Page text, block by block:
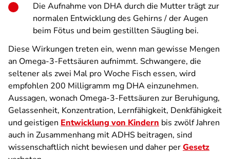
Die Aufnahme von DHA durch die Mutter trägt zur
normalen Entwicklung des Gehirns / der Augen
beim Fötus und beim gestillten Säugling bei.
Diese Wirkungen treten ein, wenn man gewisse Mengen
an Omega-3-Fettsäuren aufnimmt. Schwangere, die
seltener als zwei Mal pro Woche Fisch essen, wird
empfohlen 200 Milligramm mg DHA einzunehmen.
Aussagen, wonach Omega-3-Fettsäuren zur Beruhigung,
Gelassenheit, Konzentration, Lernfähigkeit, Denkfähigkeit
und geistigen Entwicklung von Kindern bis zwölf Jahren
auch in Zusammenhang mit ADHS beitragen, sind
wissenschaftlich nicht bewiesen und daher perGesetz